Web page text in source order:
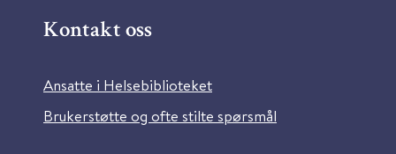
Kontakt oss
Ansatte i Helsebiblioteket
Brukerstøtte og ofte stilte spørsmål